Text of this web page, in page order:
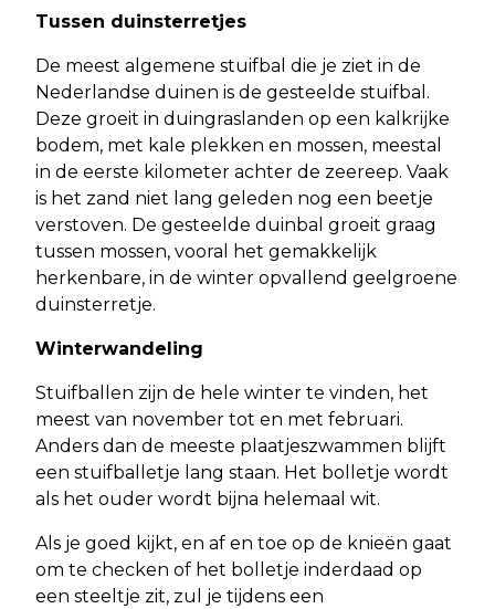
Tussen duinsterretjes
De meest algemene stuifbal die je ziet in de
Nederlandse duinen is de gesteelde stuifbal.
Deze groeit in duingraslanden op een kalkrijke
bodem, met kale plekken en mossen, meestal
in de eerste kilometer achter de zeereep. Vaak
is het zand niet lang geleden nog een beetje
verstoven. De gesteelde duinbal groeit graag
tussen mossen, vooral het gemakkelijk
herkenbare, in de winter opvallend geelgroene
duinsterretje.
Winterwandeling
Stuifballen zijn de hele winter te vinden, het
meest van november tot en met februari.
Anders dan de meeste plaatjeszwammen blijft
een stuifballetje lang staan. Het bolletje wordt
als het ouder wordt bijna helemaal wit.
Als je goed kijkt, en af en toe op de knieën gaat
om te checken of het bolletje inderdaad op
een steeltje zit, zul je tijdens een